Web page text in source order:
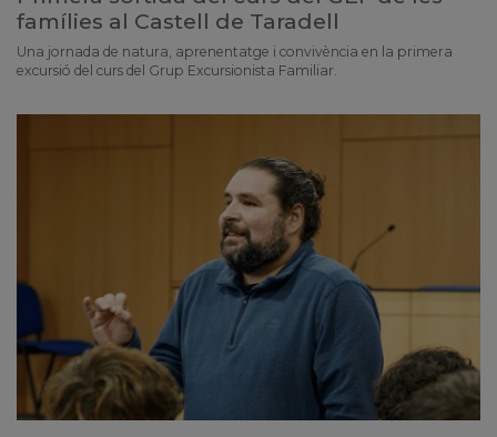
famílies al Castell de Taradell
Una jornada de natura, aprenentatge i convivència en la primera
excursió del curs del Grup Excursionista Familiar.